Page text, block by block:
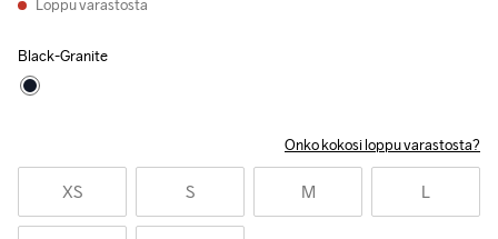
Loppu varastosta
Black-Granite
Onko kokosi loppu varastosta?
XS S M L